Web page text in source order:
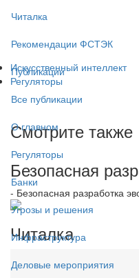
Читалка
Рекомендации ФСТЭК
Публикации
Все публикации
О главном
Регуляторы
Банки
Угрозы и решения
Инфраструктура
Деловые мероприятия
Искусственный интеллект
Регуляторы
Смотрите также
Безопасная
- Безопасная разработка
Читалка